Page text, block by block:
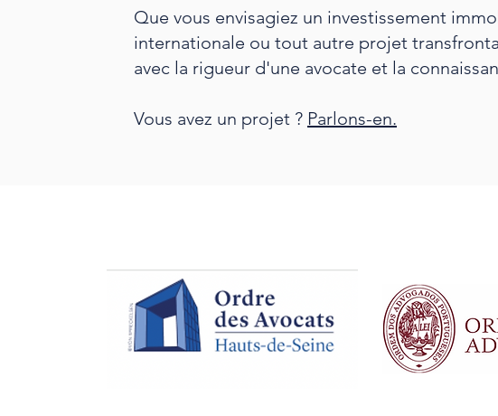
Que vous envisagiez un investissement
internationale ou tout autre projet
avec la rigueur d'une avocate et la
Vous avez un projet ? Parlons-en.